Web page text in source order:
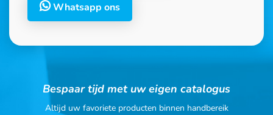
Whatsapp ons
Bespaar tijd met uw eigen catalogus
Altijd uw favoriete producten binnen handbereik